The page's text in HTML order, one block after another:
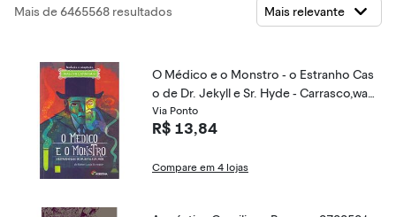
Mais de 6465568 resultados
O Médico e o Monstro - o Estranho Cas
o de Dr. Jekyll e Sr. Hyde - Carrasco,wal
cyr - 9788516108106
Via Ponto
R$ 13,84
Compare em 4 lojas